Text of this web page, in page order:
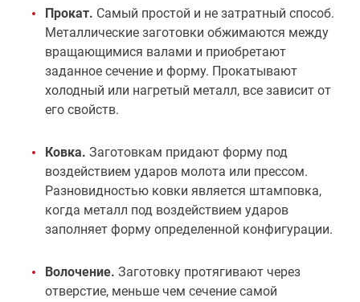
Прокат. Самый простой и не затратный способ.
Металлические заготовки обжимаются между
вращающимися валами и приобретают
заданное сечение и форму. Прокатывают
холодный или нагретый металл, все зависит от
его свойств.
Ковка. Заготовкам придают форму под
воздействием ударов молота или прессом.
Разновидностью ковки является штамповка,
когда металл под воздействием ударов
заполняет форму определенной конфигурации.
Волочение. Заготовку протягивают через
отверстие, меньше чем сечение самой